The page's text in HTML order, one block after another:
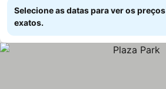
Selecione as datas para ver os preços
exatos.